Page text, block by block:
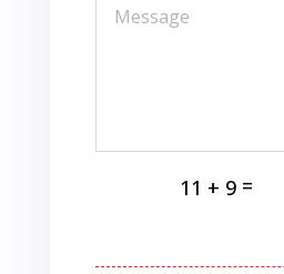
11 + 9 =